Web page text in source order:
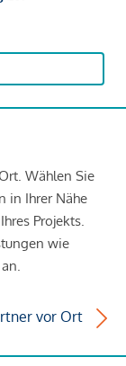
Wählen Sie
in Ihrer Nähe
Projekts.
wie
vor Ort